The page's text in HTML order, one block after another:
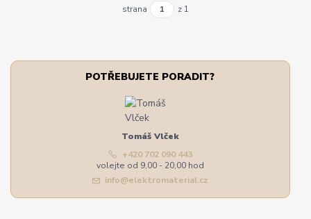
strana z 1
POTŘEBUJETE PORADIT?
Tomáš Vlček
+420 702 090 443
volejte od 9,00 - 20,00 hod
info@elektromaterial.cz